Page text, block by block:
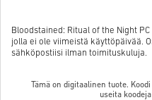
Bloodstained: Ritual of the Night
jolla ei ole viimeistä käyttöpäivää.
sähköpostiisi ilman toimituskuluja.
Tämä on digitaalinen tuote.
useita